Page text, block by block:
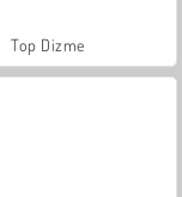
Top Dizme